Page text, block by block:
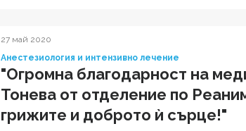
27 май 2020
Анестезиология и интензивно лечение
"Огромна благодарност на
Тонева от отделение по
грижите и доброто ѝ сърце!"